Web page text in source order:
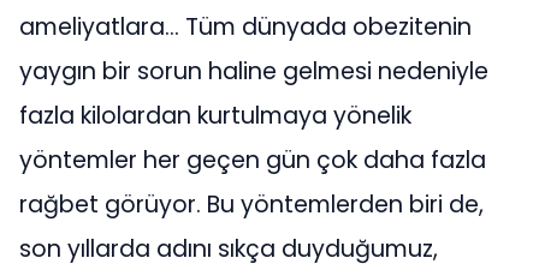
ameliyatlara… Tüm dünyada obezitenin
yaygın bir sorun haline gelmesi nedeniyle
fazla kilolardan kurtulmaya yönelik
yöntemler her geçen gün çok daha fazla
rağbet görüyor. Bu yöntemlerden biri de,
son yıllarda adını sıkça duyduğumuz,